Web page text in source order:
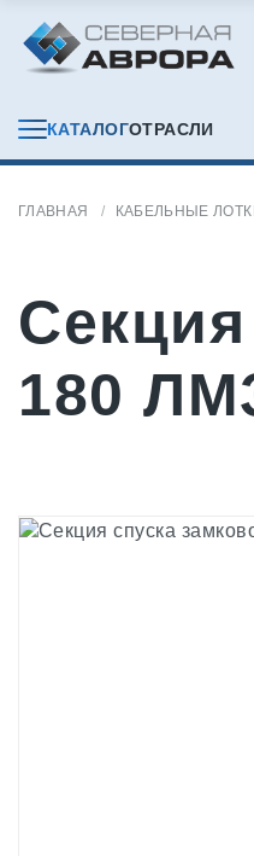
КАТАЛОГОТРАСЛИ
ГЛАВНАЯ КАБЕЛЬНЫЕ
180